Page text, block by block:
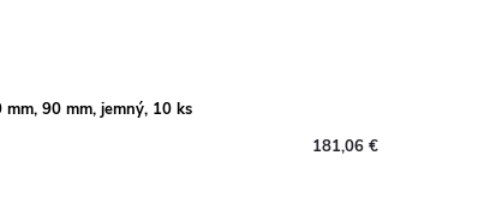
90 mm, jemný, 10 ks
181,06 €